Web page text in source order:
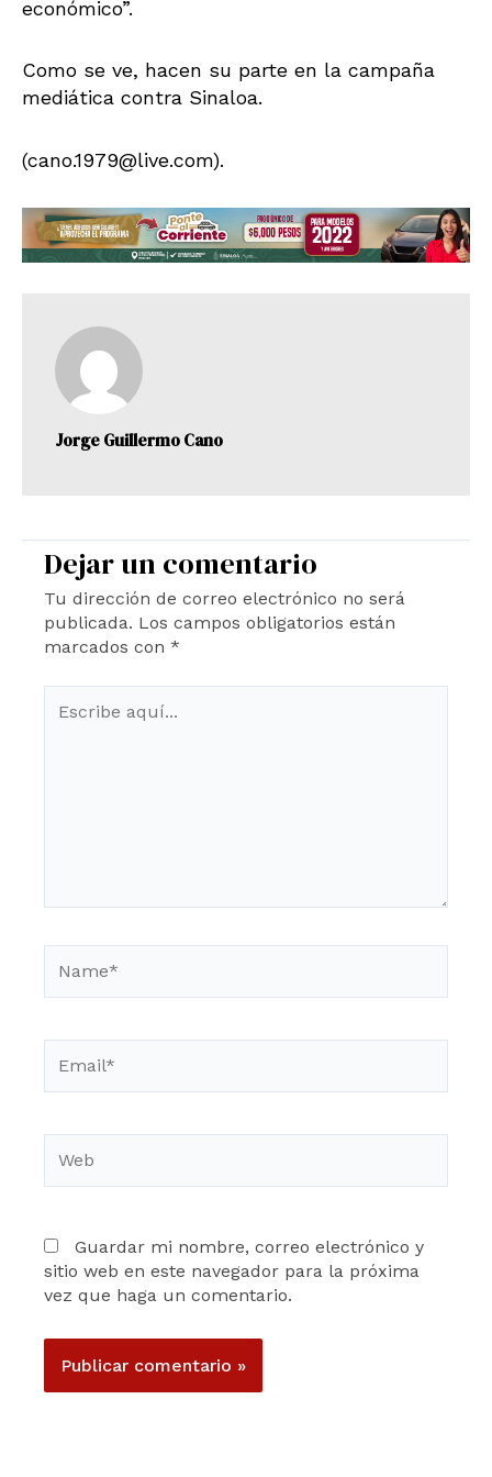
económico”.
Como se ve, hacen su parte en la campaña
mediática contra Sinaloa.
(cano.1979@live.com).
Jorge Guillermo Cano
Dejar un comentario
Tu dirección de correo electrónico no será
publicada. Los campos obligatorios están
marcados con *
aquí...
Guardar mi nombre, correo electrónico y
sitio web en este navegador para la próxima
vez que haga un comentario.